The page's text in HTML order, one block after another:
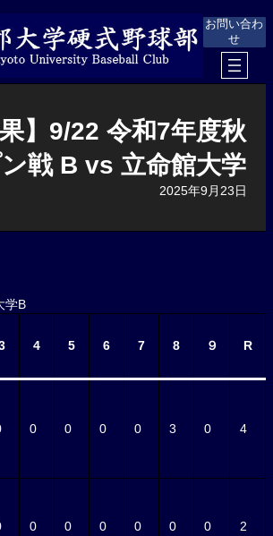
お問い合わ
せ
果】9/22 令和7年度秋
戦 B vs 立命館大学
2025年9月23日
学B
4 5 6 7 8 ９ R
0 0 0 0 3 0 4
0 0 0 0 0 0 2